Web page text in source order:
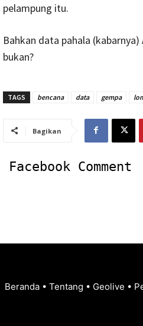
pelampung itu.
Bahkan data pahala
bukan?
TAGS bencana data gempa
Bagikan
Facebook Comment
Beranda • Tentang • Geolive •